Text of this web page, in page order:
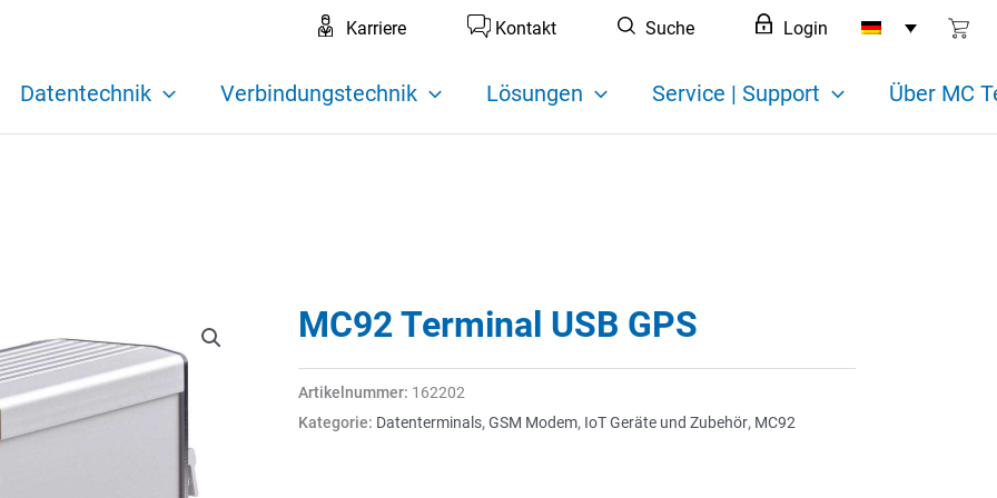
Karriere Kontakt Suche Login
Datentechnik Verbindungstechnik Lösungen Service | Support Über MC
MC92 Terminal USB GPS
Artikelnummer: 162202
Kategorie: Datenterminals,GSM Modem, IoT Geräte und Zubehör, MC92